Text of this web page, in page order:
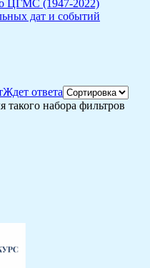
ЦГМС (1947-2022)
дат и событий
Ждет ответа
такого набора фильтров